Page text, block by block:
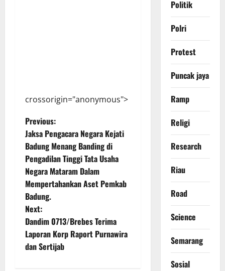
crossorigin="anonymous">
P
o
s
t
n
a
v
Previous:
Jaksa Pengacara Negara Kejati
Badung Menang Banding di
Pengadilan Tinggi Tata Usaha
Negara Mataram Dalam
Mempertahankan Aset Pemkab
Badung.
Next:
Dandim 0713/Brebes Terima
Laporan Korp Raport Purnawira
dan Sertijab
Politik
Polri
Protest
Puncak jaya
Ramp
Religi
Research
Riau
Road
Science
Semarang
Sosial